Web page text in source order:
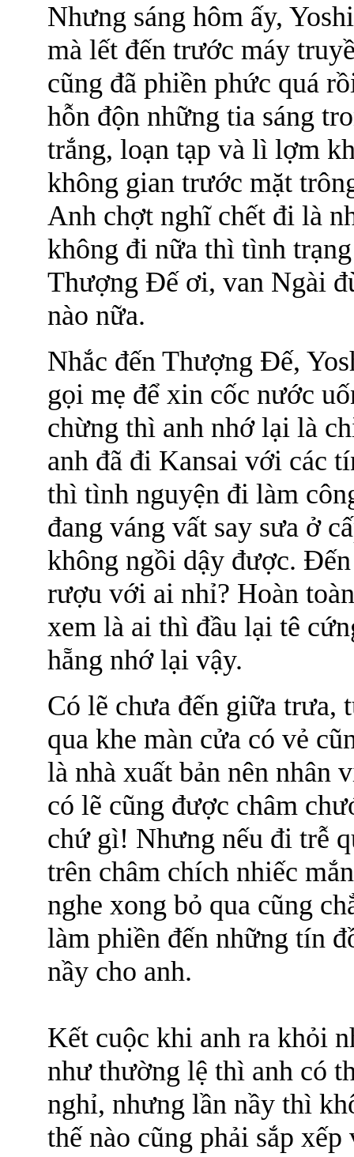
Nhưng sáng hôm ấy,
mà lết đến trước máy
cũng đã phiền phức quá
hỗn độn những tia sáng
trắng, loạn tạp và lì lợm
không gian trước mặt
Anh chợt nghĩ chết đi là
không đi nữa thì tình
Thượng Đế ơi, van Ngài
nào nữa.
Nhắc đến Thượng Đế,
gọi mẹ để xin cốc nước
chừng thì anh nhớ lại là
anh đã đi Kansai với các
thì tình nguyện đi làm
đang váng vất say sưa ở
không ngồi dậy được.
rượu với ai nhỉ? Hoàn
xem là ai thì đầu lại tê
hẵng nhớ lại vậy.
Có lẽ chưa đến giữa trưa,
qua khe màn cửa có vẻ
là nhà xuất bản nên nhân
có lẽ cũng được châm
chứ gì! Nhưng nếu đi trễ
trên châm chích nhiếc
nghe xong bỏ qua cũng
làm phiền đến những tín
nầy cho anh.
Kết cuộc khi anh ra khỏi
như thường lệ thì anh có
nghỉ, nhưng lần nầy thì
thế nào cũng phải sắp